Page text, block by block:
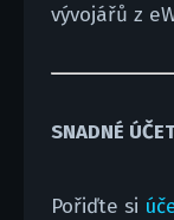
vývojářů z
SNADNÉ
Pořiďte si